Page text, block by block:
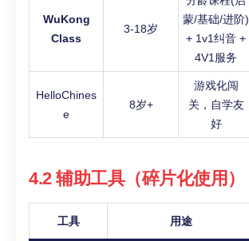
WuKong
Class
3-18岁
蒙/基础/进阶)
+ 1v1纠音 +
4V1服务
HelloChines
e
8岁+
游戏化闯
关，自学友
好
4.2 辅助工具（碎片化使用）
工具 用途